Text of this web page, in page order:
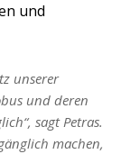
und
unserer
und deren
sagt Petras.
machen,